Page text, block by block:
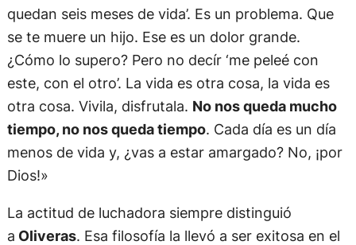
quedan seis meses de vida’. Es un problema. Que
se te muere un hijo. Ese es un dolor grande.
¿Cómo lo supero? Pero no decír ‘me peleé con
este, con el otro’. La vida es otra cosa, la vida es
otra cosa. Vivila, disfrutala. No nos queda mucho
tiempo, no nos queda tiempo. Cada día es un día
menos de vida y, ¿vas a estar amargado? No, ¡por
Dios!»
La actitud de luchadora siempre distinguió
a Oliveras. Esa filosofía la llevó a ser exitosa en el